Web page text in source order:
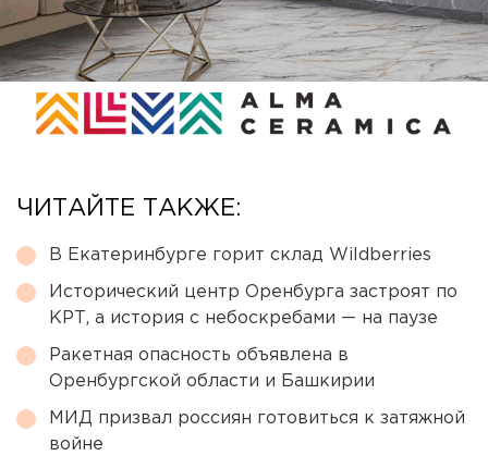
ЧИТАЙТЕ ТАКЖЕ:
В Екатеринбурге горит склад Wildberries
Исторический центр Оренбурга застроят по
КРТ, а история с небоскребами — на паузе
Ракетная опасность объявлена в
Оренбургской области и Башкирии
МИД призвал россиян готовиться к затяжной
войне